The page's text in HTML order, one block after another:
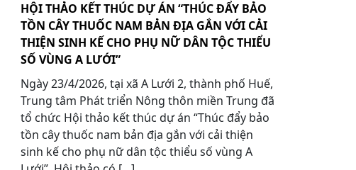
HỘI THẢO KẾT THÚC DỰ ÁN “THÚC ĐẨY BẢO
TỒN CÂY THUỐC NAM BẢN ĐỊA GẮN VỚI CẢI
THIỆN SINH KẾ CHO PHỤ NỮ DÂN TỘC THIỂU
SỐ VÙNG A LƯỚI”
Ngày 23/4/2026, tại xã A Lưới 2, thành phố Huế,
Trung tâm Phát triển Nông thôn miền Trung đã
tổ chức Hội thảo kết thúc dự án “Thúc đẩy bảo
tồn cây thuốc nam bản địa gắn với cải thiện
sinh kế cho phụ nữ dân tộc thiểu số vùng A